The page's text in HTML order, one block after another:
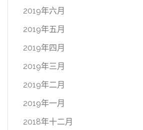
2019年六月
2019年五月
2019年四月
2019年三月
2019年二月
2019年一月
2018年十二月